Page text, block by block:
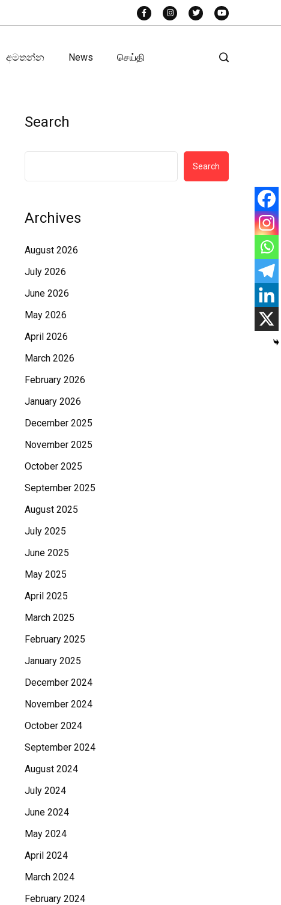
අමතන්න News செய்தி
Search
Search
Archives
August 2026
July 2026
June 2026
May 2026
April 2026
March 2026
February 2026
January 2026
December 2025
November 2025
October 2025
September 2025
August 2025
July 2025
June 2025
May 2025
April 2025
March 2025
February 2025
January 2025
December 2024
November 2024
October 2024
September 2024
August 2024
July 2024
June 2024
May 2024
April 2024
March 2024
February 2024